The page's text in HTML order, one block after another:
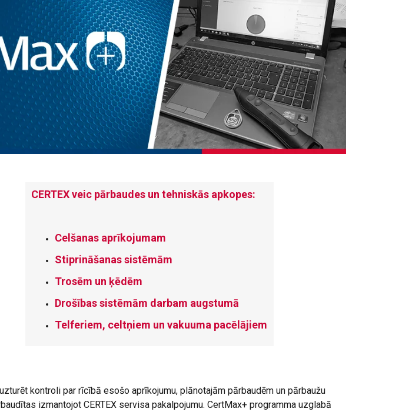
CERTEX veic pārbaudes un tehniskās apkopes:
Celšanas aprīkojumam
Stiprināšanas sistēmām
Trosēm un ķēdēm
Drošības sistēmām darbam augstumā
Telferiem, celtņiem un vakuuma pacēlājiem
kontroli par rīcībā esošo aprīkojumu, plānotajām pārbaudēm un pārbaužu
izmantojot CERTEX servisa pakalpojumu. CertMax+ programma uzglabā